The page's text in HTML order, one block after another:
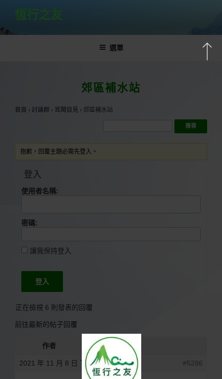
主
恆行之友
選單
郊區補水站
首頁 › 討論群 › 耳聞目見 › 郊區補水站
抱歉，回覆主題必需先登入。
登入
使用者名稱:
密碼:
讓我保持登入
登入
正在檢視 6 則發表的回覆
前往最新的帖子回覆
作者 文章
2021 年 11 月 8 日 下午 6:45 #5286